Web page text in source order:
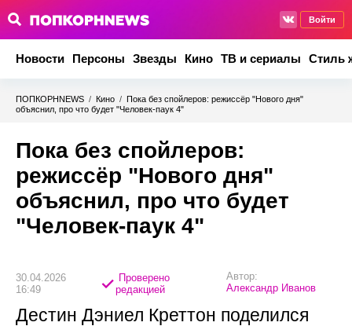
Войти
Новости Персоны Звезды Кино ТВ и сериалы Стиль
ПОПКОРНNEWS / Кино / Пока без спойлеров: режиссёр "Нового дня"
объяснил, про что будет "Человек-паук 4"
Пока без спойлеров:
режиссёр "Нового дня"
объяснил, про что будет
"Человек-паук 4"
30.04.2026
16:49
Проверено
редакцией
Автор:
Александр Иванов
Дестин Дэниел Креттон поделился